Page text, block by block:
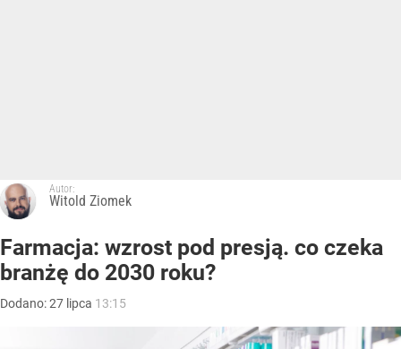
Autor:
Witold Ziomek
Farmacja: wzrost pod presją. co czeka
branżę do 2030 roku?
Dodano:27 lipca 13:15